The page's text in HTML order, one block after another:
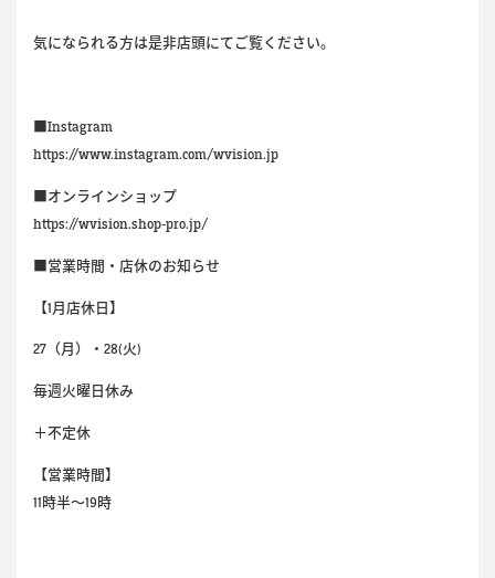
気になられる方は是非店頭にてご覧ください。
■Instagram
https://www.instagram.com/wvision.jp
■オンラインショップ
https://wvision.shop-pro.jp/
■営業時間・店休のお知らせ
【1月店休日】
27（月）・28(火)
毎週火曜日休み
＋不定休
【営業時間】
11時半～19時